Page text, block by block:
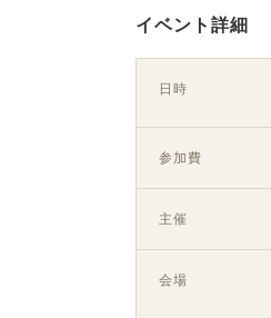
イベント詳細
日時
参加費
主催
会場